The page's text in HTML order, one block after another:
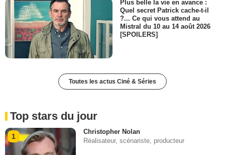
Plus belle la vie en avance :
Quel secret Patrick cache-t-il
?... Ce qui vous attend au
Mistral du 10 au 14 août 2026
[SPOILERS]
Toutes les actus Ciné & Séries
Top stars du jour
1
Christopher Nolan
Réalisateur, scénariste, producteur